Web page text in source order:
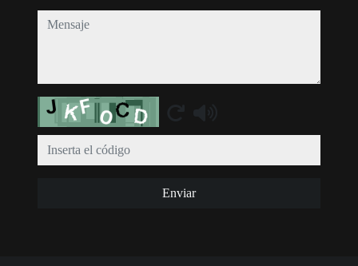
mensaje
Captcha
Enviar